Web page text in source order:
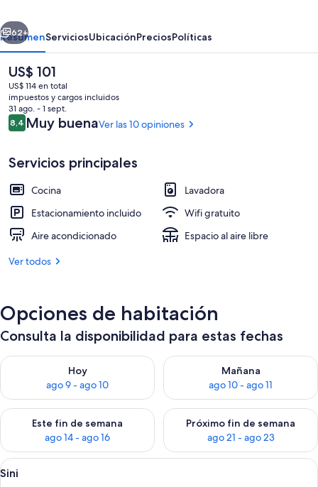
Baño
Siguiente
62+
ResumenServiciosUbicaciónPreciosPolíticas
El
precio
actual
es
de
US$ 101
US$ 101
US$ 114 en total
impuestos y cargos incluidos
31 ago. - 1 sept.
Opiniones
8,48,4 de 10
Muy buenaVer las 10 opiniones
Servicios principales
Cocina
Lavadora
Estacionamiento incluido
Wifi gratuito
Aire acondicionado
Espacio al aire libre
Ver todos
Opciones de habitación
Consulta la disponibilidad para estas fechas
Hoy
ago 9 - ago 10
Consulta la disponibilidad para hoy ago 9 - ago 10
Mañana
ago 10 - ago 11
Consulta la disponibilidad
Este fin de semana
ago 14 - ago 16
Consulta la disponibilidad para este fin de semana ago 14 -
Próximo fin de semana
ago 21 - ago 23
Consulta la disponibilidad
Ver
todas
Una cabaña de troncos con un
14
Sini